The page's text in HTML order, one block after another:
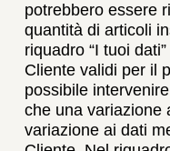
potrebbero essere
quantità di articoli
riquadro “I tuoi
Cliente validi per il
possibile
che una variazione
variazione ai dati